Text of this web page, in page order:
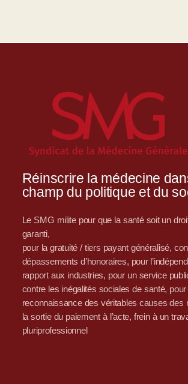
Réinscrire la médecine
champ du politique et du
Le SMG milite pour que la santé soit un
garanti,
pour la gratuité / tiers payant généralisé,
dépassements d’honoraires, pour
rapport aux industries, pour un service
contre les inégalités sociales de santé, pour
reconnaissance des véritables causes des
la sortie du paiement à l’acte, frein à un
pluriprofessionnel